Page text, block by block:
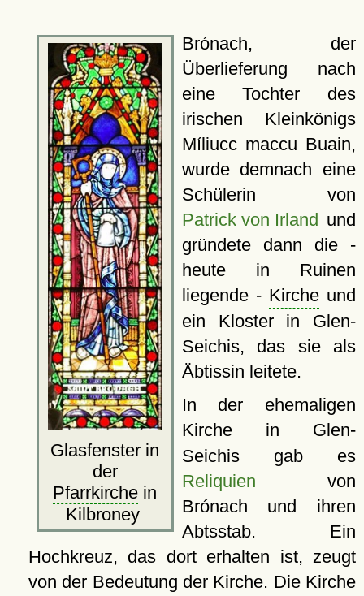
Glasfenster in
der
Pfarrkirche in
Kilbroney
Brónach, der
Überlieferung nach
eine Tochter des
irischen Kleinkönigs
Míliucc maccu Buain,
wurde demnach eine
Schülerin von
Patrick von Irland und
gründete dann die -
heute in Ruinen
liegende - Kircheund
ein Kloster in Glen-
Seichis, das sie als
Äbtissin leitete.
In der ehemaligen
Kirchein Glen-
Seichis gab es
Reliquien von
Brónach und ihren
Abtsstab. Ein
Hochkreuz, das dort erhalten ist, zeugt
von der Bedeutung der Kirche. Die Kirche